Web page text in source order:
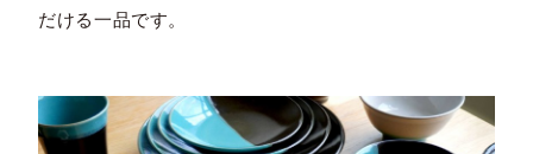
だける一品です。